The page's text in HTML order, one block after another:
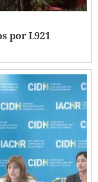
por L921